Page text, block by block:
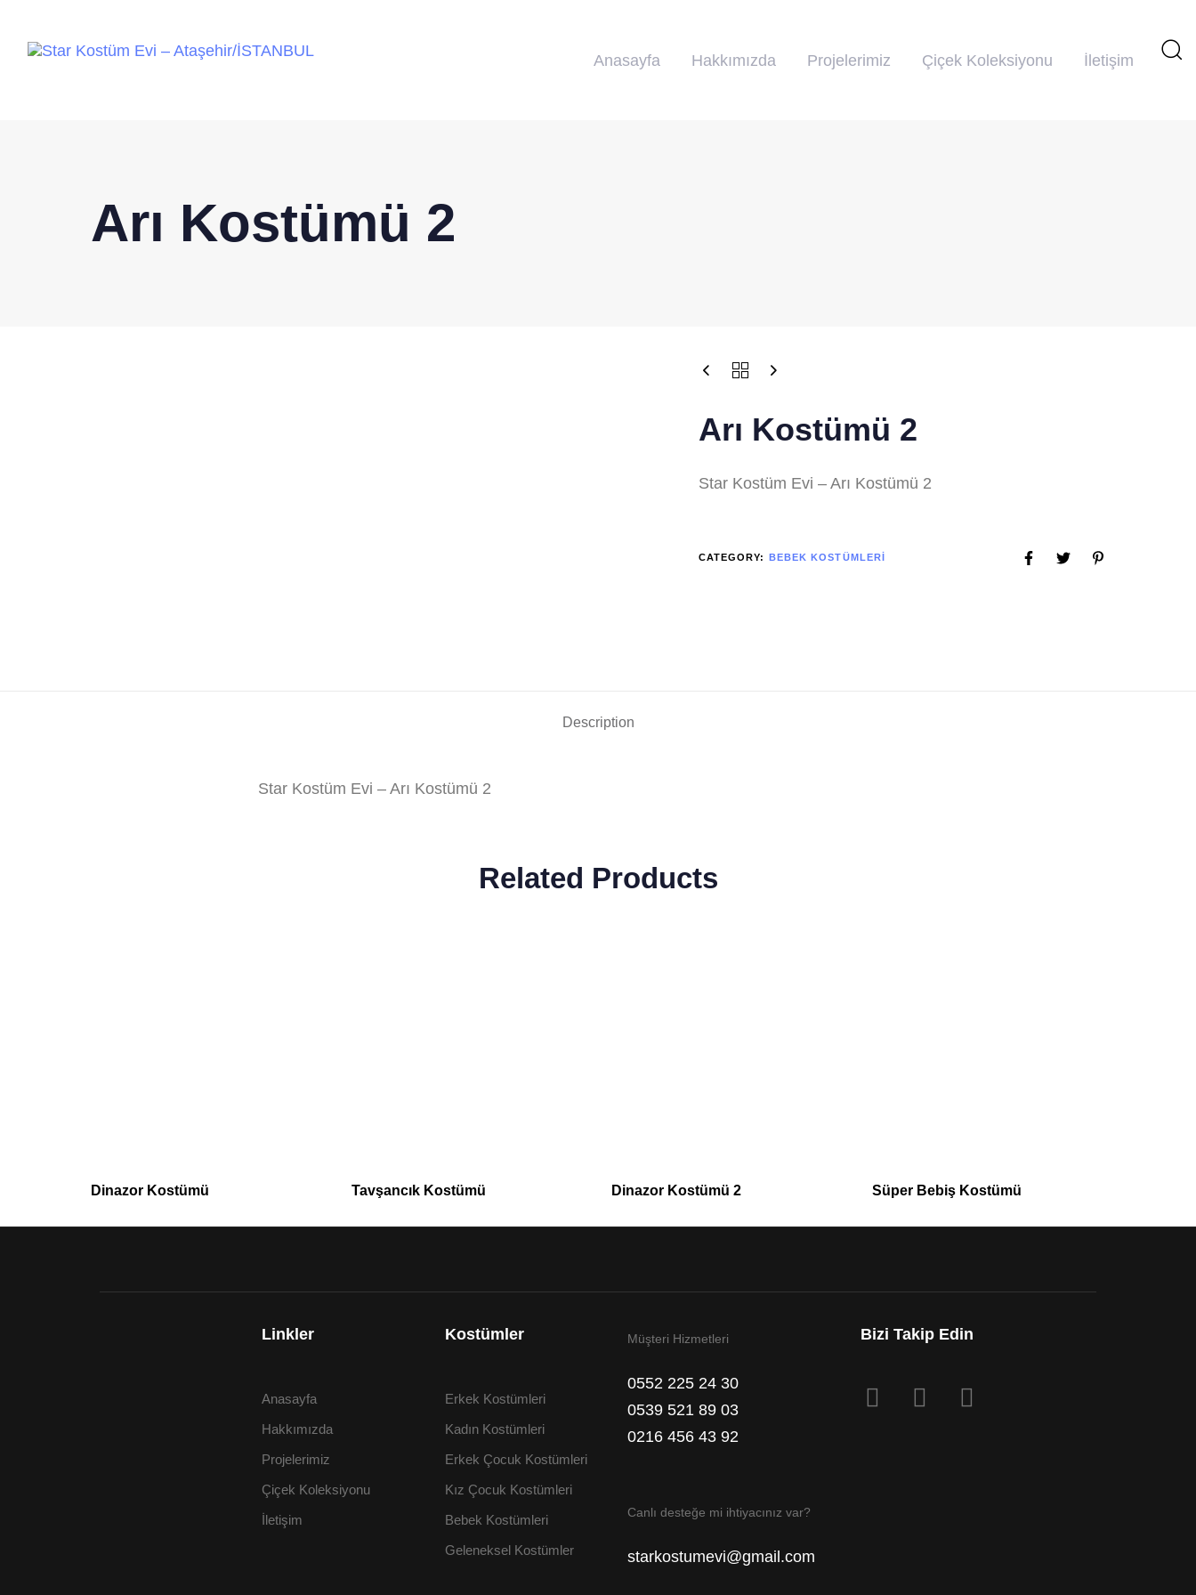
Anasayfa Hakkımızda Projelerimiz Çiçek Koleksiyonu İletişim
Arı Kostümü 2
Arı Kostümü 2
Star Kostüm Evi – Arı Kostümü 2
CATEGORY: BEBEK KOSTÜMLERI
Description
Star Kostüm Evi – Arı Kostümü 2
Related Products
Dinazor Kostümü Tavşancık Kostümü Dinazor Kostümü 2 Süper Bebiş Kostümü
Linkler
Anasayfa
Hakkımızda
Projelerimiz
Çiçek Koleksiyonu
İletişim
Kostümler
Erkek Kostümleri
Kadın Kostümleri
Erkek Çocuk Kostümleri
Kız Çocuk Kostümleri
Bebek Kostümleri
Geleneksel Kostümler
Müşteri Hizmetleri
0552 225 24 30
0539 521 89 03
0216 456 43 92
Canlı desteğe mi ihtiyacınız var?
starkostumevi@gmail.com
Bizi Takip Edin